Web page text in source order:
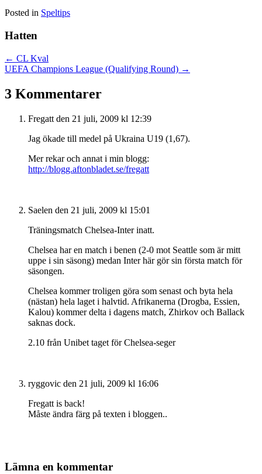
Posted in Speltips
Hatten
Posts
navigation
← CL Kval
UEFA Champions League (Qualifying Round) →
3 Kommentarer
Fregatt den 21 juli, 2009 kl 12:39
Jag ökade till medel på Ukraina U19 (1,67).
Mer rekar och annat i min blogg:
http://blogg.aftonbladet.se/fregatt
Saelen den 21 juli, 2009 kl 15:01
Träningsmatch Chelsea-Inter inatt.
Chelsea har en match i benen (2-0 mot Seattle som är mitt
uppe i sin säsong) medan Inter här gör sin första match för
säsongen.
Chelsea kommer troligen göra som senast och byta hela
(nästan) hela laget i halvtid. Afrikanerna (Drogba, Essien,
Kalou) kommer delta i dagens match, Zhirkov och Ballack
saknas dock.
2.10 från Unibet taget för Chelsea-seger
ryggovic den 21 juli, 2009 kl 16:06
Fregatt is back!
Måste ändra färg på texten i bloggen..
Lämna en kommentar